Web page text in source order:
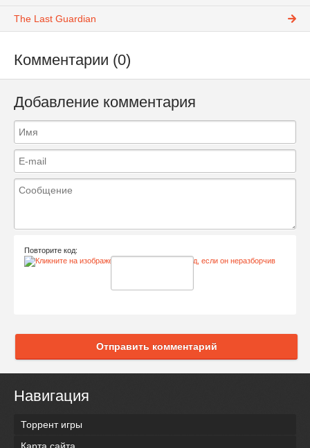
The Last Guardian
Комментарии (0)
Добавление комментария
Повторите код:
Отправить комментарий
Навигация
Торрент игры